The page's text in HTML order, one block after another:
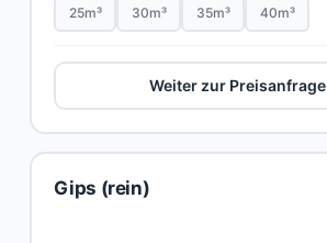
25m³ 30m³ 35m³ 40m³
Weiter zur Preisanfrage
Gips (rein)